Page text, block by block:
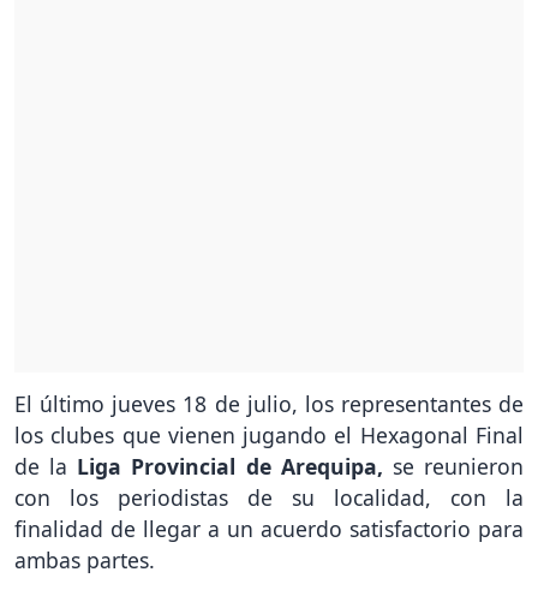
El último jueves 18 de julio, los representantes de
los clubes que vienen jugando el Hexagonal Final
de la Liga Provincial de Arequipa, se reunieron
con los periodistas de su localidad, con la
finalidad de llegar a un acuerdo satisfactorio para
ambas partes.